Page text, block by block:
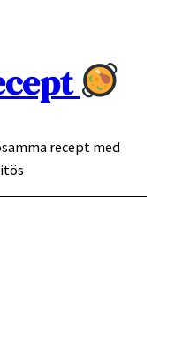
recept med